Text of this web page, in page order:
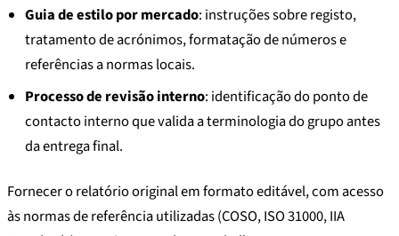
Guia de estilo por mercado: instruções sobre registo,
tratamento de acrónimos, formatação de números e
referências a normas locais.
Processo de revisão interno: identificação do ponto de
contacto interno que valida a terminologia do grupo antes
da entrega final.
Fornecer o relatório original em formato editável, com acesso
às normas de referência utilizadas (COSO, ISO 31000, IIA